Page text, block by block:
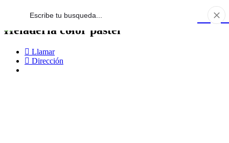
Heladería color pastel
Llamar
Dirección